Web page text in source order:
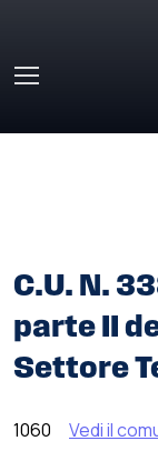
C.U. N.
parte II
Settore
1060 Vedi il